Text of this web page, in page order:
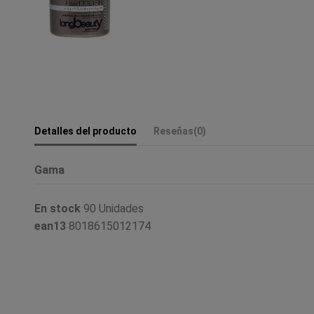
Detalles del producto Reseñas(0)
Gama
En stock 90 Unidades
ean13 8018615012174